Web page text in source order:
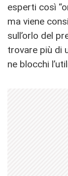
esperti così
ma viene
sull’orlo del
trovare più di
ne blocchi